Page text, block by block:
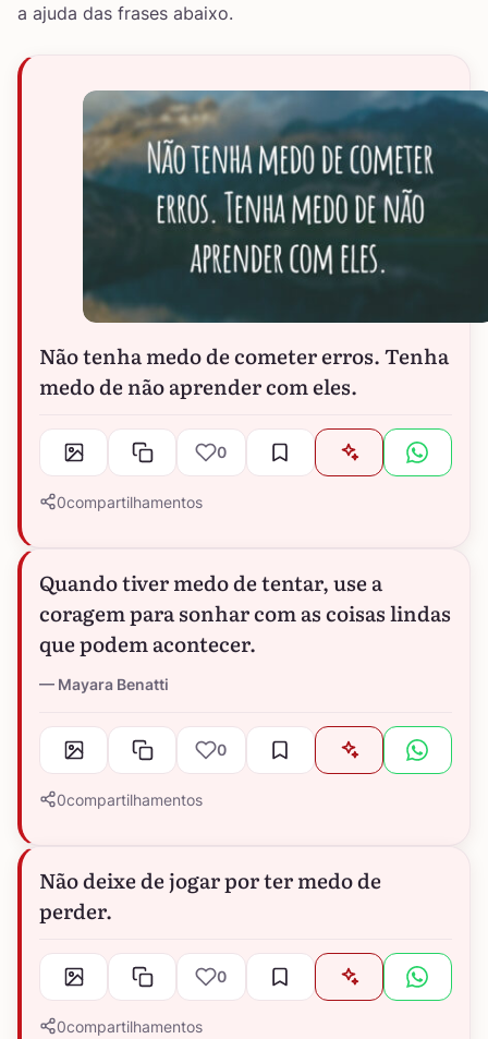
a ajuda das frases abaixo.
Não tenha medo de cometer erros. Tenha
medo de não aprender com eles.
0
0compartilhamentos
Quando tiver medo de tentar, use a
coragem para sonhar com as coisas lindas
que podem acontecer.
Mayara Benatti
0
0compartilhamentos
Não deixe de jogar por ter medo de
perder.
0
0compartilhamentos